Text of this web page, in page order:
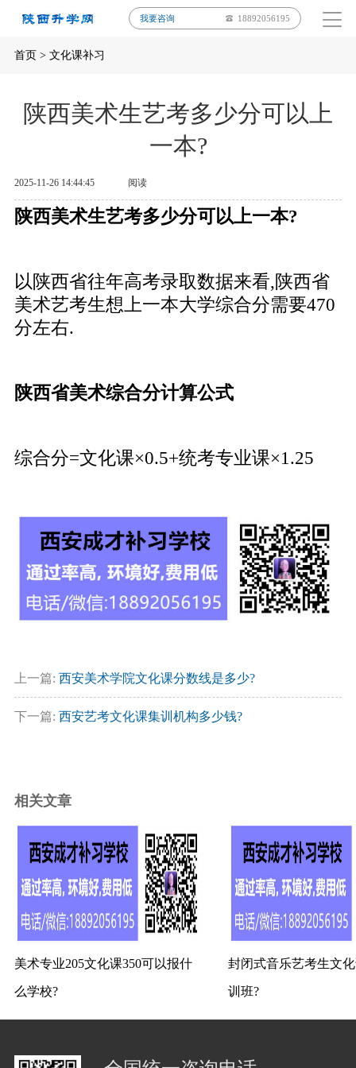
我要咨询 18892056195
首页> 文化课补习
陕西美术生艺考多少分可以上
一本?
2025-11-26 14:44:45 阅读
陕西美术生艺考多少分可以上一本?
以陕西省往年高考录取数据来看,陕西省
美术艺考生想上一本大学综合分需要470
分左右.
陕西省美术综合分计算公式
综合分=文化课×0.5+统考专业课×1.25
上一篇: 西安美术学院文化课分数线是多少?
下一篇: 西安艺考文化课集训机构多少钱?
相关文章
美术专业205文化课350可以报什
么学校?
封闭式音乐艺考生文
训班?